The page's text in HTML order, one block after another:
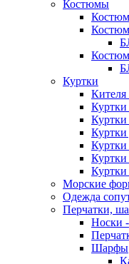
Костюмы
Куртки
Кителя
Куртки
Куртки
Морские
Одежда
Перчатки,
Носки -
Шарфы